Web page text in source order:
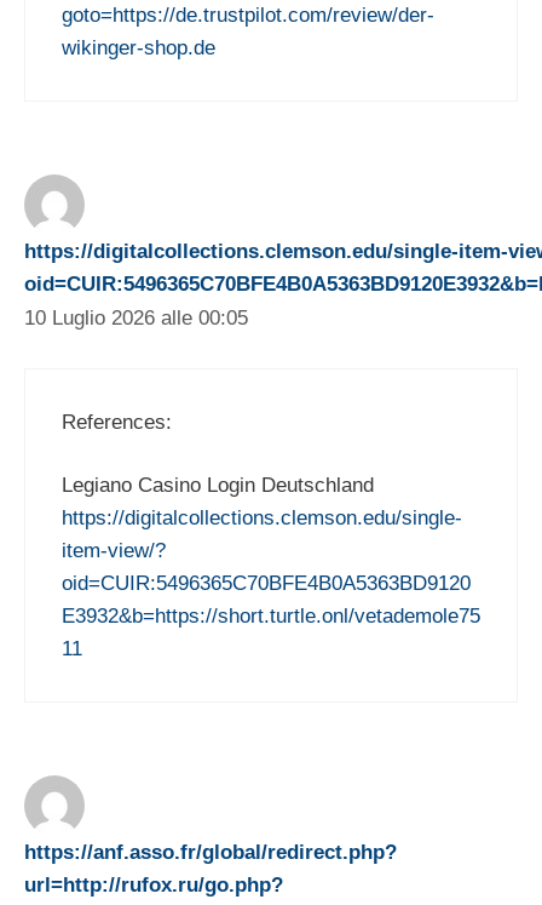
goto=https://de.trustpilot.com/review/der-
wikinger-shop.de
https://digitalcollections.clemson.edu/single-item-
10 Luglio 2026 alle 00:05
References:
Legiano Casino Login Deutschland
https://digitalcollections.clemson.edu/single-
item-view/?
oid=CUIR:5496365C70BFE4B0A5363BD9120
E3932&b=https://short.turtle.onl/vetademole75
11
https://anf.asso.fr/global/redirect.php?
url=http://rufox.ru/go.php?